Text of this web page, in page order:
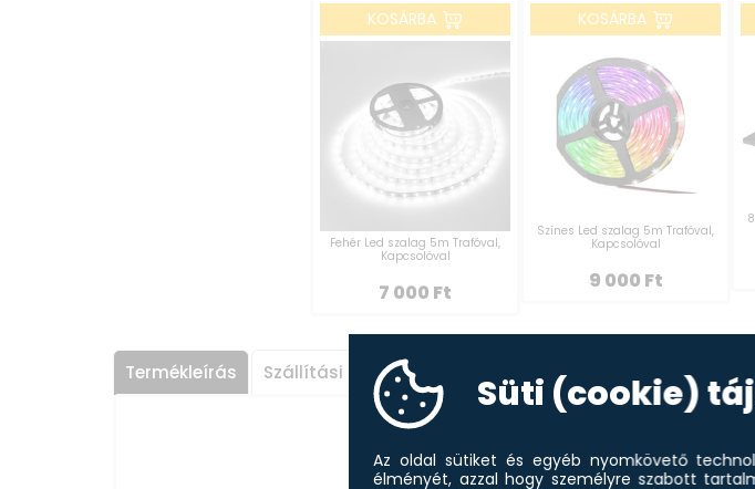
KOSÁRBA
Fehér Led szalag 5m Trafóval,
Kapcsolóval
7 000 Ft
KOSÁRBA
Színes Led szalag 5m Trafóval,
Kapcsolóval
9 000 Ft
Termékleírás Szállítási információk Vélemények Csomagolás
Süti (cookie)
Az oldal sütiket és egyéb nyomkövető
élményét, azzal hogy személyre szabott